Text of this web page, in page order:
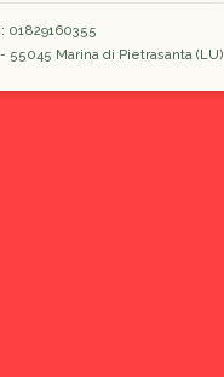
01829160355
55045 Marina di Pietrasanta (LU)